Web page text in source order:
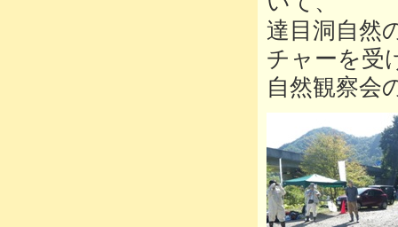
達目洞自然
チャーを受
自然観察会